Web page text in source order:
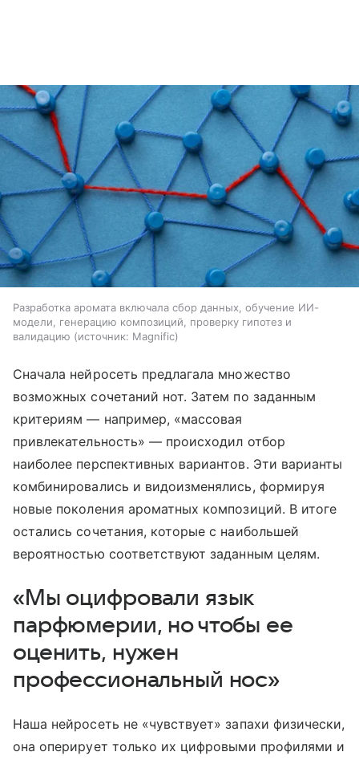
Разработка аромата включала сбор данных, обучение ИИ-
модели, генерацию композиций, проверку гипотез и
валидацию
источник: Magnific
Сначала нейросеть предлагала множество
возможных сочетаний нот. Затем по заданным
критериям — например, «массовая
привлекательность» — происходил отбор
наиболее перспективных вариантов. Эти варианты
комбинировались и видоизменялись, формируя
новые поколения ароматных композиций. В итоге
остались сочетания, которые с наибольшей
вероятностью соответствуют заданным целям.
«Мы оцифровали язык
парфюмерии, но чтобы ее
оценить, нужен
профессиональный нос»
Наша нейросеть не «чувствует» запахи физически,
она оперирует только их цифровыми профилями и